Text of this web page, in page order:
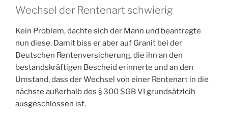
Wechsel der Rentenart schwierig
Kein Problem, dachte sich der Mann und beantragte
nun diese. Damit biss er aber auf Granit bei der
Deutschen Rentenversicherung, die ihn an den
bestandskräftigen Bescheid erinnerte und an den
Umstand, dass der Wechsel von einer Rentenart in die
nächste außerhalb des § 300 SGB VI grundsätzlcih
ausgeschlossen ist.